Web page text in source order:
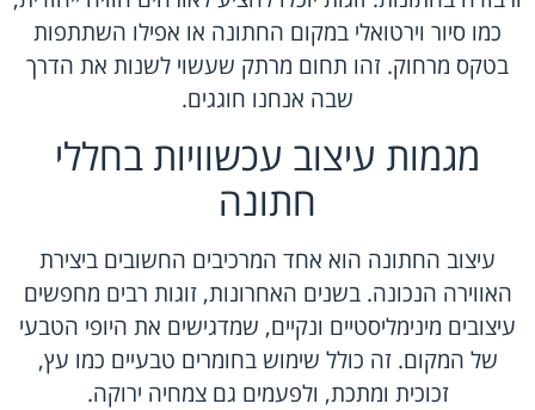
כמו סיור וירטואלי במקום החתונה או אפילו השתתפות
בטקס מרחוק. זהו תחום מרתק שעשוי לשנות את הדרך
שבה אנחנו חוגגים.
מגמות עיצוב עכשוויות בחללי
חתונה
עיצוב החתונה הוא אחד המרכיבים החשובים ביצירת
האווירה הנכונה. בשנים האחרונות, זוגות רבים מחפשים
עיצובים מינימליסטיים ונקיים, שמדגישים את היופי הטבעי
של המקום. זה כולל שימוש בחומרים טבעיים כמו עץ,
זכוכית ומתכת, ולפעמים גם צמחיה ירוקה.